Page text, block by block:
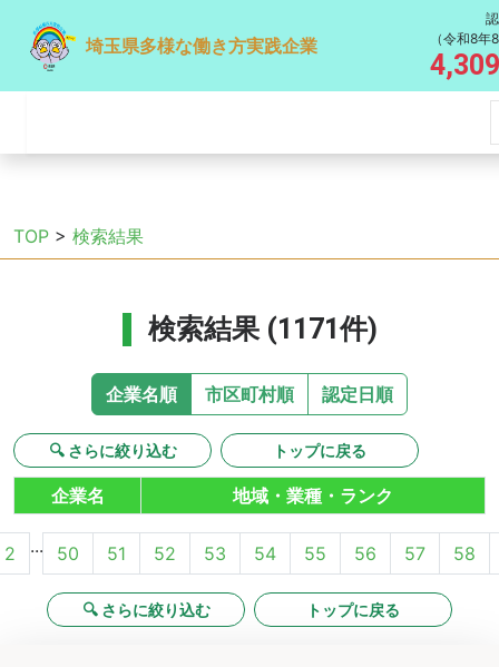
埼玉県多様な働き方実践企業
（令和8年
4,309
TOP > 検索結果
検索結果 (1171件)
企業名順 市区町村順 認定日順
🔍 さらに絞り込む トップに戻る
企業名 地域・業種・ランク
2 ... 50 51 52 53 54 55 56 57 58
🔍 さらに絞り込む トップに戻る